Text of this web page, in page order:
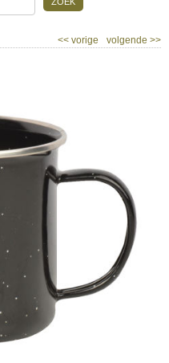
volgende >>
<< vorige